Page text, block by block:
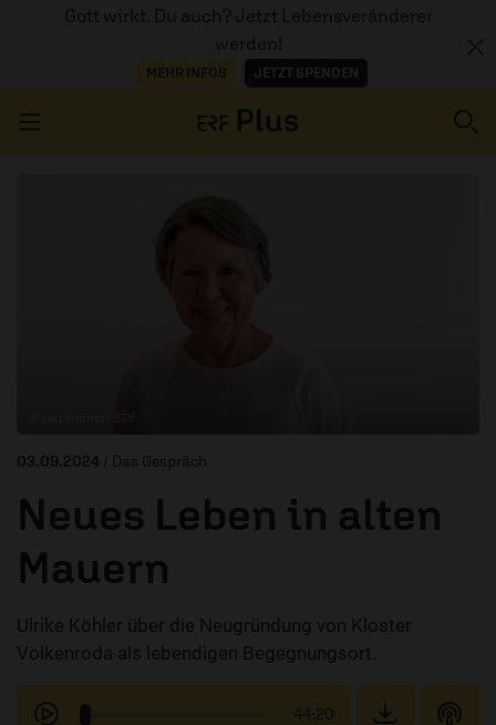
Gott wirkt. Du auch? Jetzt Lebensveränderer
werden!
MEHR INFOS JETZT SPENDEN
03.09.2024 / Das Gespräch
Neues Leben in alten
Mauern
Ulrike Köhler über die Neugründung von Kloster
Volkenroda als lebendigen Begegnungsort.
44:20